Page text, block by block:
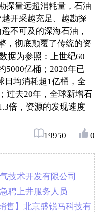
探量远超消耗量，石油
开采越充足、越勘探
不可及的深海石油，
，彻底颠覆了传统的资
据为参照：上世纪60
5000亿桶；2020年已
日均消耗超1亿桶，全
过去20年，全球新增石
倍，资源的发现速度
19950 0
技术开发有限公司
聘上井服务人员
售】北京盛锐马科技有